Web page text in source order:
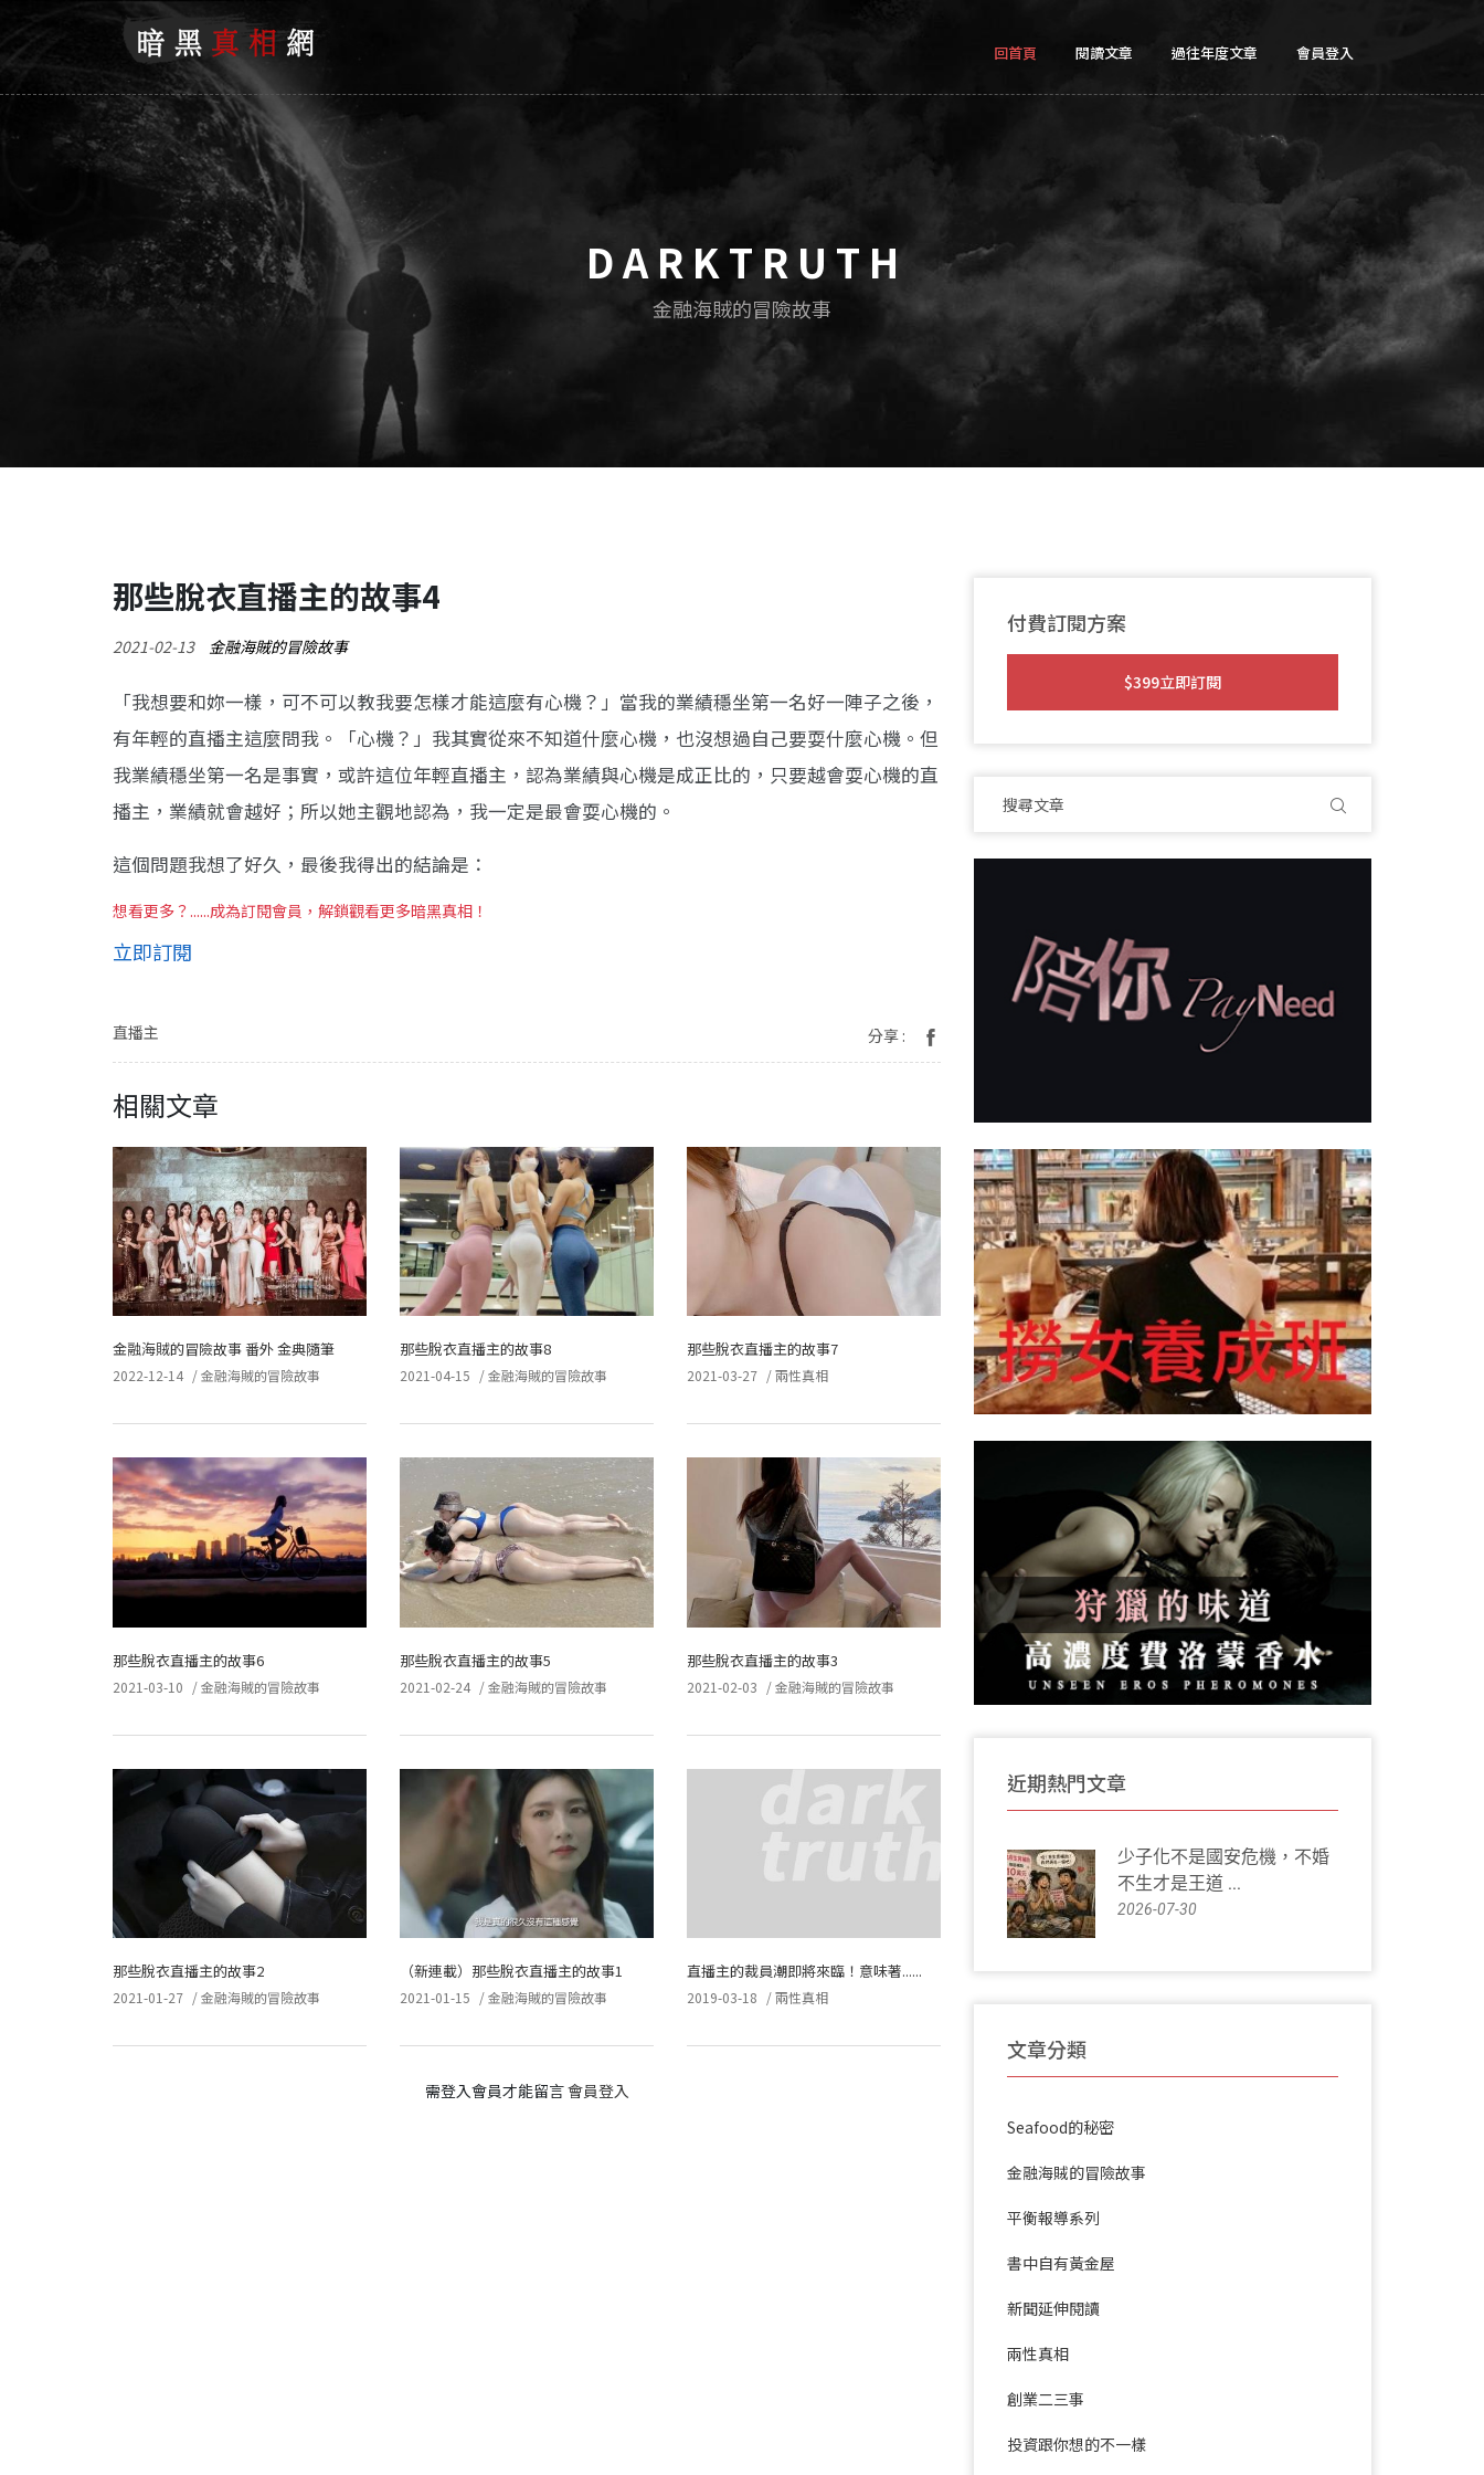
回首頁 閱讀文章 過往年度文章 會員登入
D A R K T R U T H
金融海賊的冒險故事
那些脫衣直播主的故事4
2021-02-13 金融海賊的冒險故事
「我想要和妳一樣，可不可以教我要怎樣才能這麼有心機？」當我的業績穩坐第一名好一陣子之後，
有年輕的直播主這麼問我。「心機？」我其實從來不知道什麼心機，也沒想過自己要耍什麼心機。但
我業績穩坐第一名是事實，或許這位年輕直播主，認為業績與心機是成正比的，只要越會耍心機的直
播主，業績就會越好；所以她主觀地認為，我一定是最會耍心機的。
這個問題我想了好久，最後我得出的結論是：
想看更多？......成為訂閱會員，解鎖觀看更多暗黑真相！
立即訂閱
直播主 分享 :
相關文章
金融海賊的冒險故事 番外 金典隨筆
2022-12-14 /金融海賊的冒險故事
那些脫衣直播主的故事8
2021-04-15 /金融海賊的冒險故事
那些脫衣直播主的故事7
2021-03-27 /兩性真相
那些脫衣直播主的故事6
2021-03-10 /金融海賊的冒險故事
那些脫衣直播主的故事5
2021-02-24 /金融海賊的冒險故事
那些脫衣直播主的故事3
2021-02-03 /金融海賊的冒險故事
那些脫衣直播主的故事2
2021-01-27 /金融海賊的冒險故事
（新連載）那些脫衣直播主的故事1
2021-01-15 /金融海賊的冒險故事
直播主的裁員潮即將來臨！意味著......
2019-03-18 /兩性真相
需登入會員才能留言會員登入
付費訂閱方案
$399立即訂閱
近期熱門文章
少子化不是國安危機，不婚
不生才是王道 ...
2026-07-30
文章分類
Seafood的秘密
金融海賊的冒險故事
平衡報導系列
書中自有黃金屋
新聞延伸閱讀
兩性真相
創業二三事
投資跟你想的不一樣